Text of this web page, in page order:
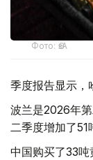
Фото: ӨзА
季度报告显示，
波兰是2026年
二季度增加了51
中国购买了33